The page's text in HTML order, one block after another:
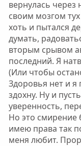
вернулась
своим мозгом
хоть и пытался
думать,
вторым срывом
последний. Я
(Или чтобы
Здоровья нет и
здохну. Ну и
уверенность,
Но это
имею права так
меня любит.